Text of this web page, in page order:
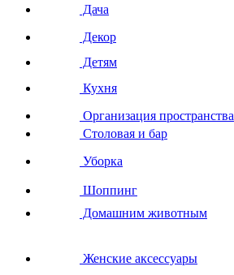
Дача
Декор
Детям
Кухня
Организация пространства
Столовая и бар
Уборка
Шоппинг
Домашним животным
Женские аксессуары